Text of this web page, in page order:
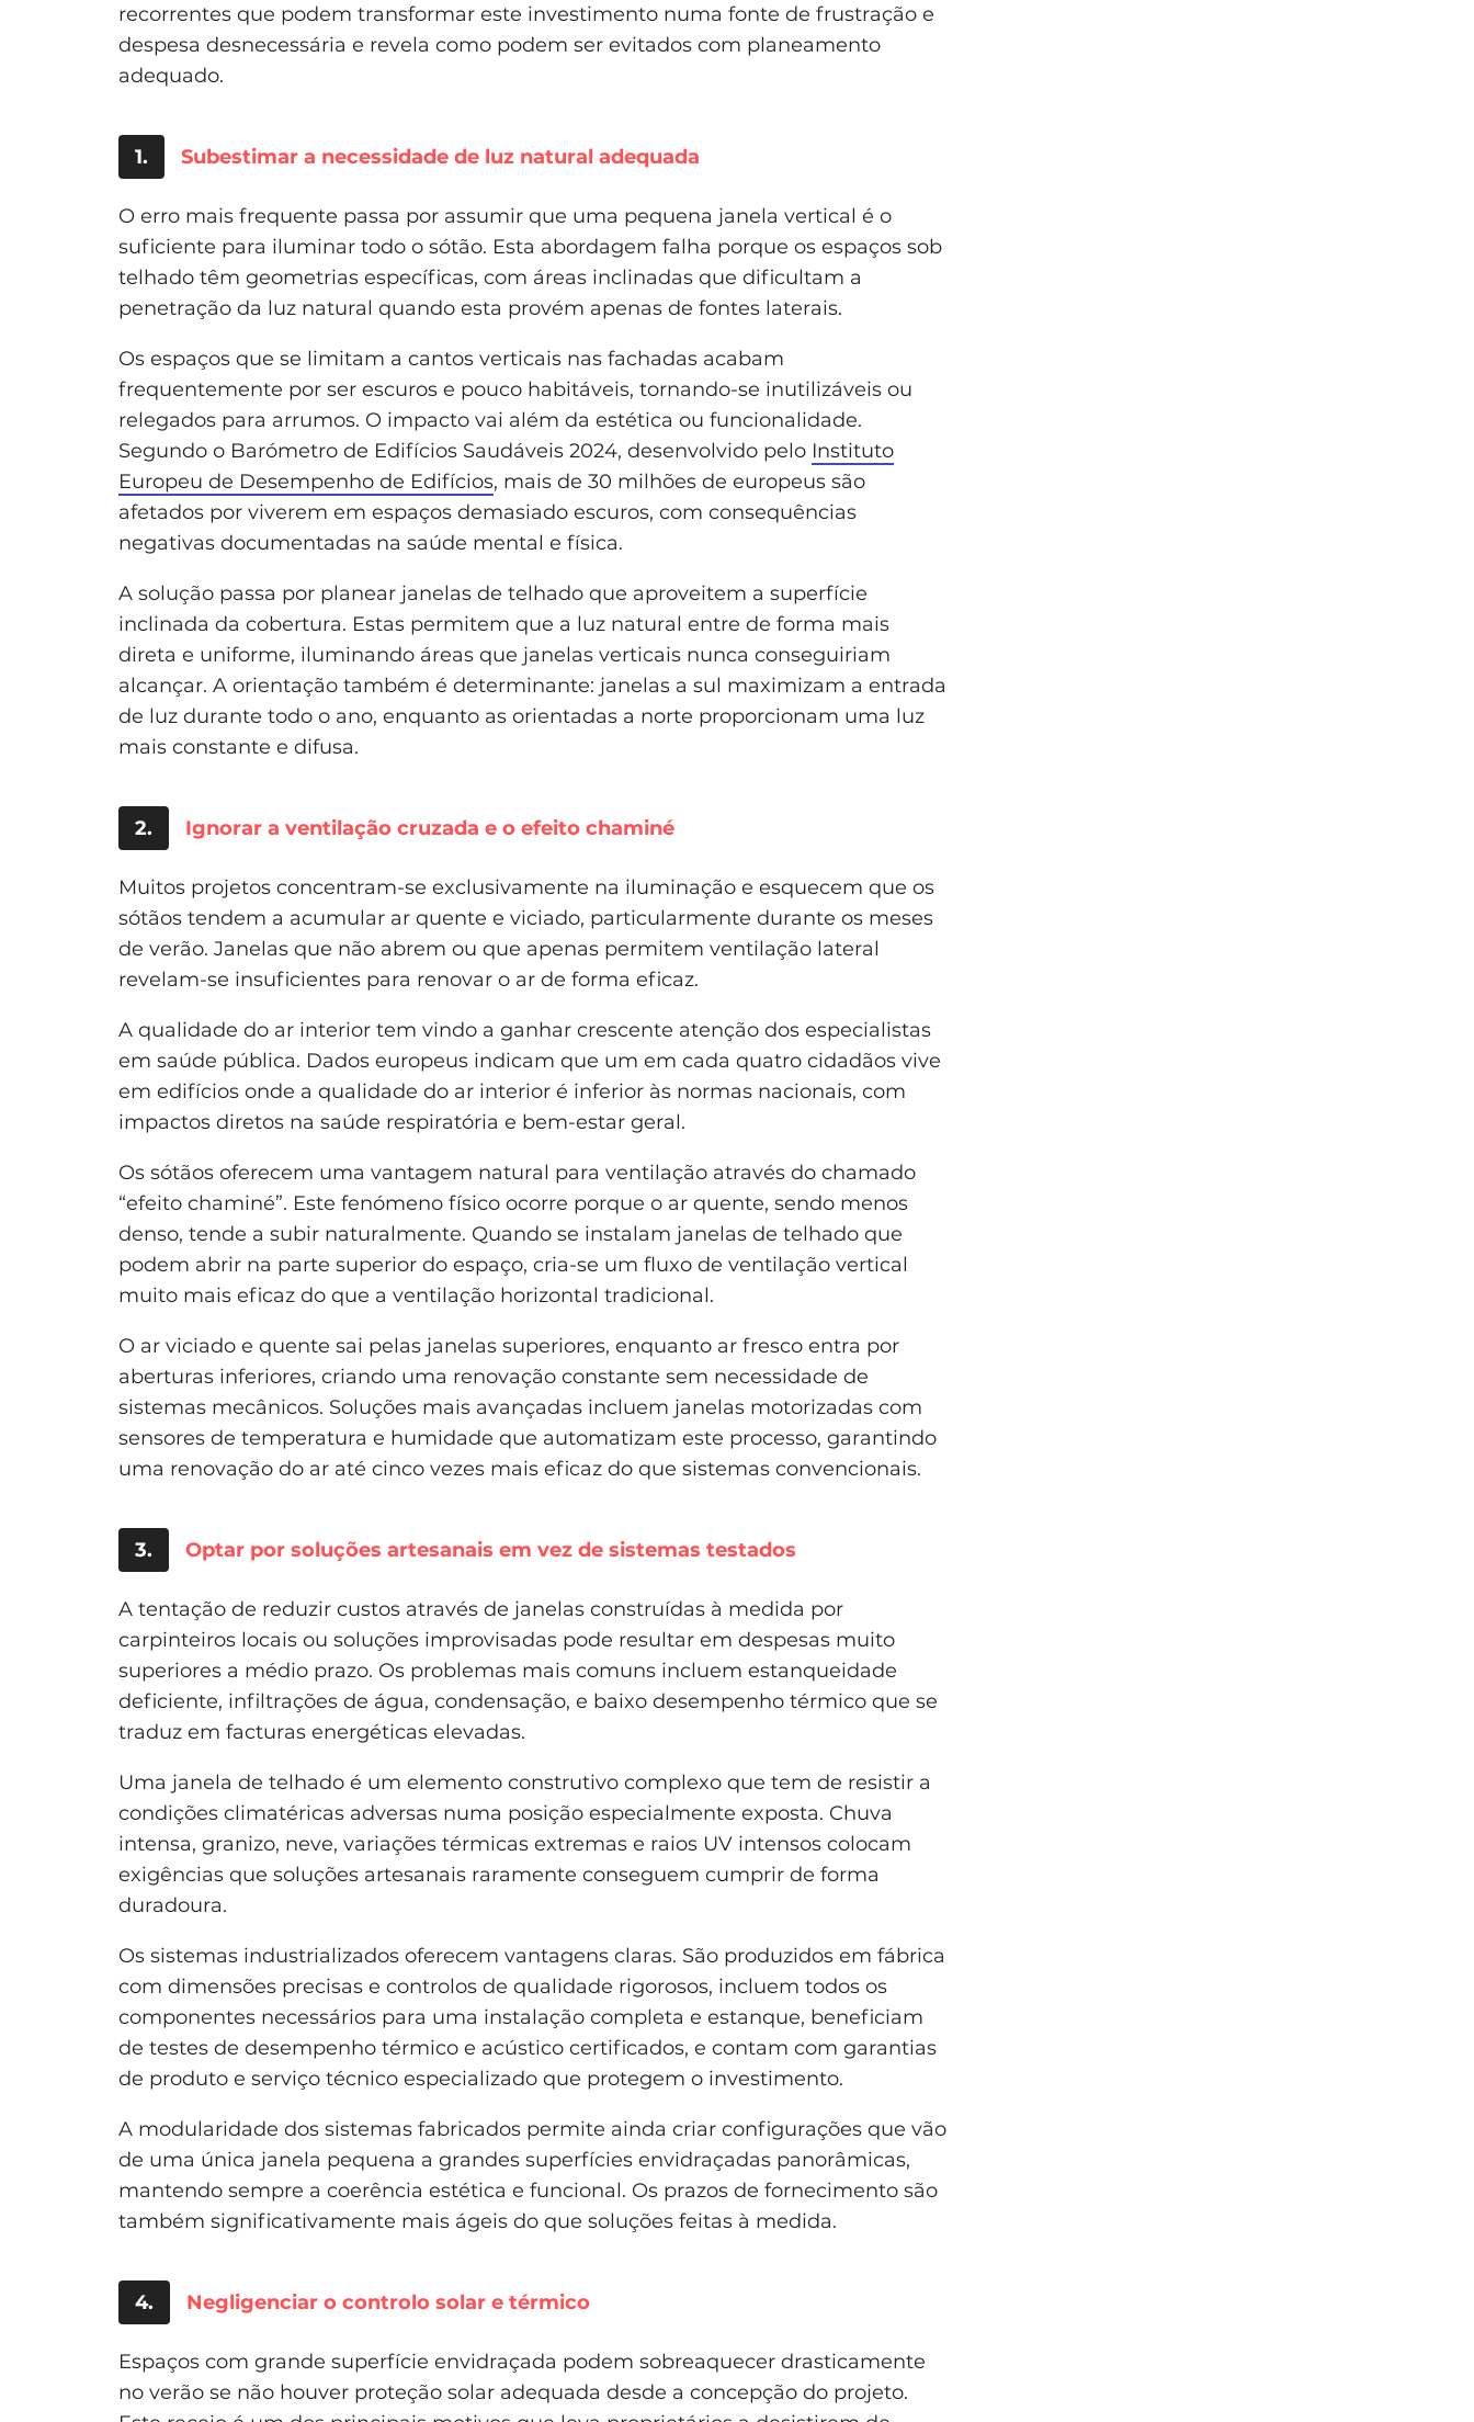
recorrentes que podem transformar este investimento numa fonte de frustração e
despesa desnecessária e revela como podem ser evitados com planeamento
adequado.
1. Subestimar a necessidade de luz natural adequada
O erro mais frequente passa por assumir que uma pequena janela vertical é o
suficiente para iluminar todo o sótão. Esta abordagem falha porque os espaços sob
telhado têm geometrias específicas, com áreas inclinadas que dificultam a
penetração da luz natural quando esta provém apenas de fontes laterais.
Os espaços que se limitam a cantos verticais nas fachadas acabam
frequentemente por ser escuros e pouco habitáveis, tornando-se inutilizáveis ou
relegados para arrumos. O impacto vai além da estética ou funcionalidade.
Segundo o Barómetro de Edifícios Saudáveis 2024, desenvolvido pelo Instituto
Europeu de Desempenho de Edifícios, mais de 30 milhões de europeus são
afetados por viverem em espaços demasiado escuros, com consequências
negativas documentadas na saúde mental e física.
A solução passa por planear janelas de telhado que aproveitem a superfície
inclinada da cobertura. Estas permitem que a luz natural entre de forma mais
direta e uniforme, iluminando áreas que janelas verticais nunca conseguiriam
alcançar. A orientação também é determinante: janelas a sul maximizam a entrada
de luz durante todo o ano, enquanto as orientadas a norte proporcionam uma luz
mais constante e difusa.
2. Ignorar a ventilação cruzada e o efeito chaminé
Muitos projetos concentram-se exclusivamente na iluminação e esquecem que os
sótãos tendem a acumular ar quente e viciado, particularmente durante os meses
de verão. Janelas que não abrem ou que apenas permitem ventilação lateral
revelam-se insuficientes para renovar o ar de forma eficaz.
A qualidade do ar interior tem vindo a ganhar crescente atenção dos especialistas
em saúde pública. Dados europeus indicam que um em cada quatro cidadãos vive
em edifícios onde a qualidade do ar interior é inferior às normas nacionais, com
impactos diretos na saúde respiratória e bem-estar geral.
Os sótãos oferecem uma vantagem natural para ventilação através do chamado
“efeito chaminé”. Este fenómeno físico ocorre porque o ar quente, sendo menos
denso, tende a subir naturalmente. Quando se instalam janelas de telhado que
podem abrir na parte superior do espaço, cria-se um fluxo de ventilação vertical
muito mais eficaz do que a ventilação horizontal tradicional.
O ar viciado e quente sai pelas janelas superiores, enquanto ar fresco entra por
aberturas inferiores, criando uma renovação constante sem necessidade de
sistemas mecânicos. Soluções mais avançadas incluem janelas motorizadas com
sensores de temperatura e humidade que automatizam este processo, garantindo
uma renovação do ar até cinco vezes mais eficaz do que sistemas convencionais.
3. Optar por soluções artesanais em vez de sistemas testados
A tentação de reduzir custos através de janelas construídas à medida por
carpinteiros locais ou soluções improvisadas pode resultar em despesas muito
superiores a médio prazo. Os problemas mais comuns incluem estanqueidade
deficiente, infiltrações de água, condensação, e baixo desempenho térmico que se
traduz em facturas energéticas elevadas.
Uma janela de telhado é um elemento construtivo complexo que tem de resistir a
condições climatéricas adversas numa posição especialmente exposta. Chuva
intensa, granizo, neve, variações térmicas extremas e raios UV intensos colocam
exigências que soluções artesanais raramente conseguem cumprir de forma
duradoura.
Os sistemas industrializados oferecem vantagens claras. São produzidos em fábrica
com dimensões precisas e controlos de qualidade rigorosos, incluem todos os
componentes necessários para uma instalação completa e estanque, beneficiam
de testes de desempenho térmico e acústico certificados, e contam com garantias
de produto e serviço técnico especializado que protegem o investimento.
A modularidade dos sistemas fabricados permite ainda criar configurações que vão
de uma única janela pequena a grandes superfícies envidraçadas panorâmicas,
mantendo sempre a coerência estética e funcional. Os prazos de fornecimento são
também significativamente mais ágeis do que soluções feitas à medida.
4. Negligenciar o controlo solar e térmico
Espaços com grande superfície envidraçada podem sobreaquecer drasticamente
no verão se não houver proteção solar adequada desde a concepção do projeto.